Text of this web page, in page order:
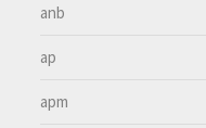
anb
ap
apm